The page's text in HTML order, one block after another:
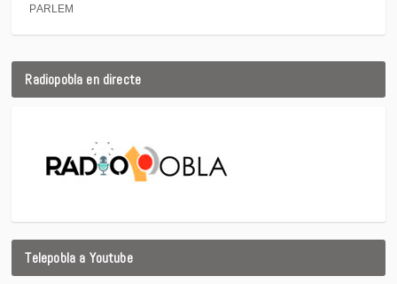
PARLEM
Radiopobla en directe
Telepobla a Youtube